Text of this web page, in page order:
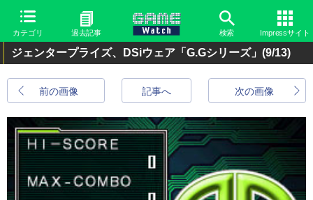
カテゴリ 過去記事 検索 Impressサイト
ジェンタープライズ、DSiウェア「G.Gシリーズ」 (9/13)
前の画像 次の画像
記事へ